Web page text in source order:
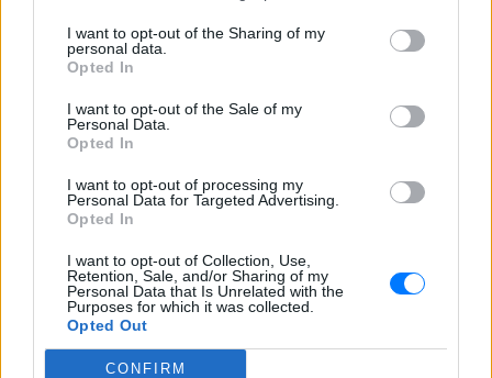
I want to opt-out of the Sharing of my
personal data.
Opted In
I want to opt-out of the Sale of my
Personal Data.
Opted In
I want to opt-out of processing my
Personal Data for Targeted Advertising.
Opted In
I want to opt-out of Collection, Use,
Retention, Sale, and/or Sharing of my
Personal Data that Is Unrelated with the
Purposes for which it was collected.
Opted Out
CONFIRM
γυναίκες μέσα σε τρένα της βρετανικής
πρωτεύουσας
πάνω από 1.000 προϊόντα, πότε ξεκινούν
Διευρύνεται η εθνική πρωτοβουλία για τις τιμές στο ράφι
των σούπερ μάρκετ: 686 επώνυμοι κωδικοί, ακόμη 230 σε
σχολικά και προϊόντα ιδιωτικής ετικέτας - Έρχονται νέες
συμμετοχές εταιρειών
ΠΡΙΝ 9 ΏΡΕΣ